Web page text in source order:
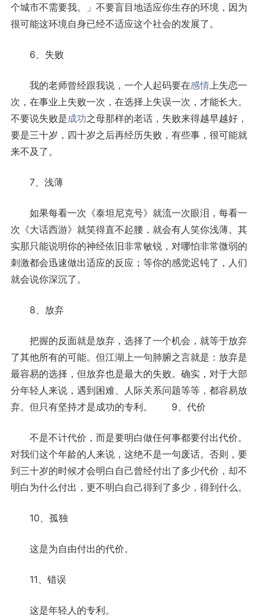
个城市不需要我。」不要盲目地适应你生存的环境，因为
很可能这环境自身已经不适应这个社会的发展了。
6、失败
我的老师曾经跟我说，一个人起码要在感情上失恋一
次，在事业上失败一次，在选择上失误一次，才能长大。
不要说失败是成功之母那样的老话，失败来得越早越好，
要是三十岁，四十岁之后再经历失败，有些事，很可能就
来不及了。
7、浅薄
如果每看一次《泰坦尼克号》就流一次眼泪，每看一
次《大话西游》就笑得直不起腰，就会有人笑你浅薄。其
实那只能说明你的神经依旧非常敏锐，对哪怕非常微弱的
刺激都会迅速做出适应的反应；等你的感觉迟钝了，人们
就会说你深沉了。
8、放弃
把握的反面就是放弃，选择了一个机会，就等于放弃
了其他所有的可能。但江湖上一句肺腑之言就是：放弃是
最容易的选择，但放弃也是最大的失败。确实，对于大部
分年轻人来说，遇到困难、人际关系问题等等，都容易放
弃。但只有坚持才是成功的专利。 9、代价
不是不计代价，而是要明白做任何事都要付出代价。
对我们这个年龄的人来说，这绝不是一句废话。否则，要
到三十岁的时候才会明白自己曾经付出了多少代价，却不
明白为什么付出，更不明白自己得到了多少，得到什么。
10、孤独
这是为自由付出的代价。
11、错误
这是年轻人的专利。